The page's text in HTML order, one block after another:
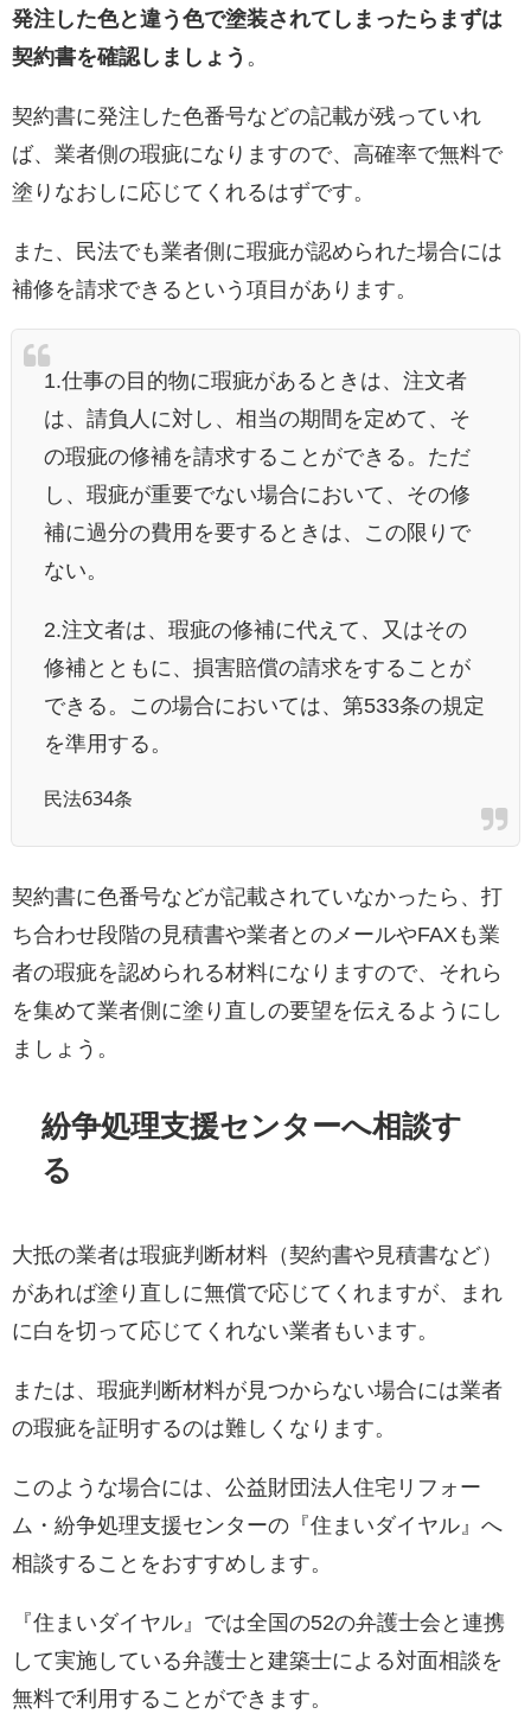
発注した色と違う色で塗装されてしまったらまずは
契約書を確認しましょう 。
契約書に発注した色番号などの記載が残っていれ
ば、業者側の瑕疵になりますので、高確率で無料で
塗りなおしに応じてくれるはずです。
また、民法でも業者側に瑕疵が認められた場合には
補修を請求できるという項目があります。
1.仕事の目的物に瑕疵があるときは、注文者
は、請負人に対し、相当の期間を定めて、そ
の瑕疵の修補を請求することができる。ただ
し、瑕疵が重要でない場合において、その修
補に過分の費用を要するときは、この限りで
ない。
2.注文者は、瑕疵の修補に代えて、又はその
修補とともに、損害賠償の請求をすることが
できる。この場合においては、第533条の規定
を準用する。
民法634条
契約書に色番号などが記載されていなかったら、打
ち合わせ段階の見積書や業者とのメールやFAXも業
者の瑕疵を認められる材料になりますので、それら
を集めて業者側に塗り直しの要望を伝えるようにし
ましょう。
紛争処理支援センターへ相談す
る
大抵の業者は瑕疵判断材料（契約書や見積書など）
があれば塗り直しに無償で応じてくれますが、まれ
に白を切って応じてくれない業者もいます。
または、瑕疵判断材料が見つからない場合には業者
の瑕疵を証明するのは難しくなります。
このような場合には、公益財団法人住宅リフォー
ム・紛争処理支援センターの『住まいダイヤル』へ
相談することをおすすめします。
『住まいダイヤル』では全国の52の弁護士会と連携
して実施している弁護士と建築士による対面相談を
無料で利用することができます。